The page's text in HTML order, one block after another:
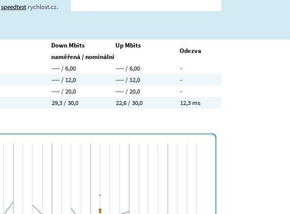
speedtestrychlost.cz.
Down Mbits Up Mbits
Odezva
naměřená / nominální
---- / 6,00 ---- / 6,00
-
---- / 12,0 ---- / 12,0
-
---- / 20,0 ---- / 20,0
-
29,3 / 30,0 22,6 / 30,0 12,3 ms